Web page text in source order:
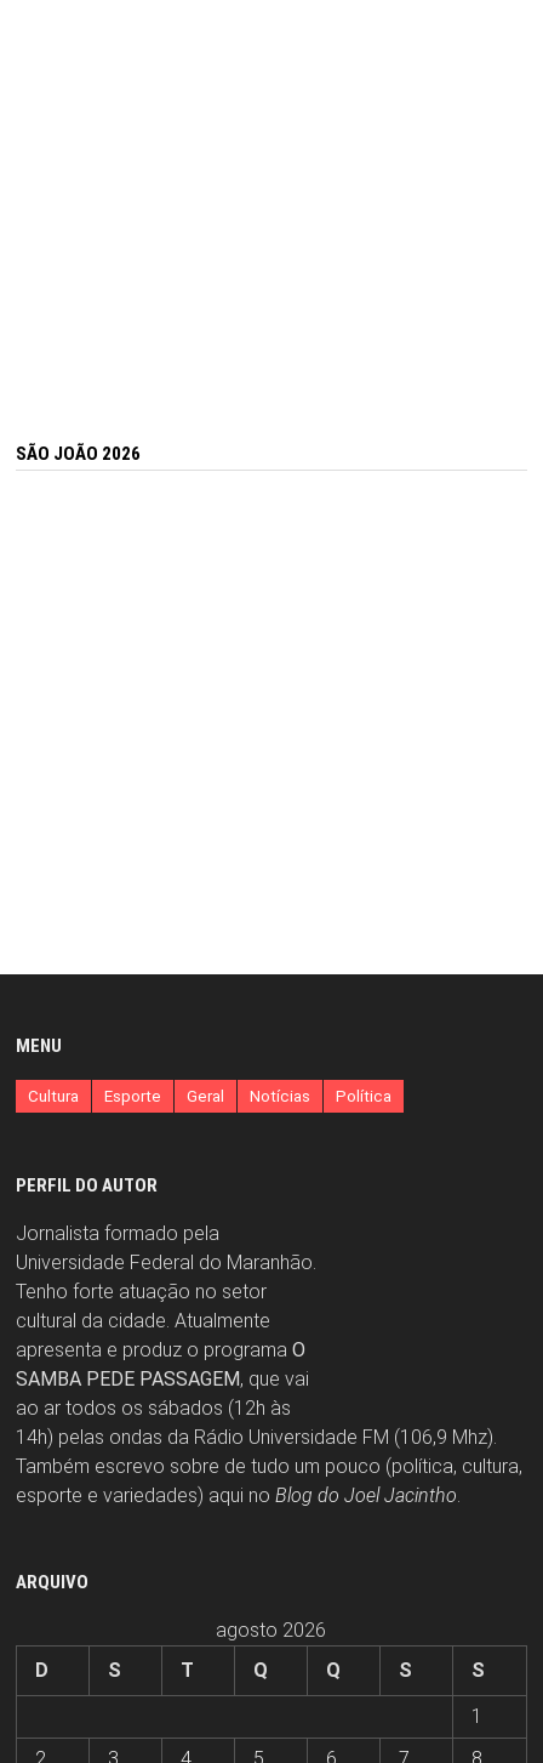
SÃO JOÃO 2026
MENU
Cultura Esporte Geral Notícias Política
PERFIL DO AUTOR
Jornalista formado pela
Universidade Federal do Maranhão.
Tenho forte atuação no setor
cultural da cidade. Atualmente
apresenta e produz o programa O
SAMBA PEDE PASSAGEM, que vai
ao ar todos os sábados (12h às
14h) pelas ondas da Rádio Universidade FM (106,9 Mhz).
Também escrevo sobre de tudo um pouco (política, cultura,
esporte e variedades) aqui no Blog do Joel Jacintho.
ARQUIVO
agosto 2026
D
S T Q Q S
S
1